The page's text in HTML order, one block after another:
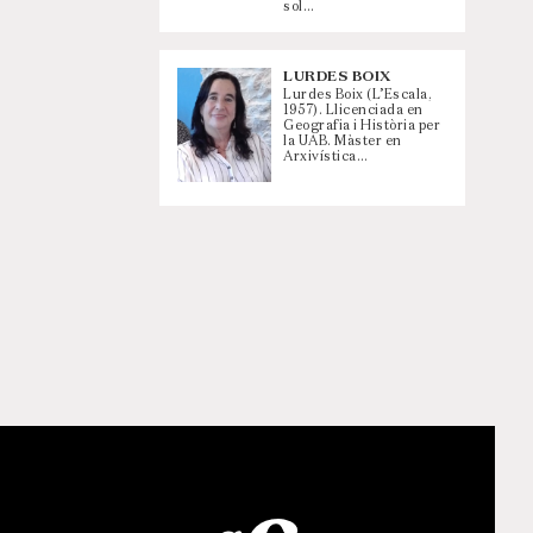
sol…
LURDES BOIX
Lurdes Boix (L’Escala,
1957). Llicenciada en
Geografia i Història per
la UAB. Màster en
Arxivística…